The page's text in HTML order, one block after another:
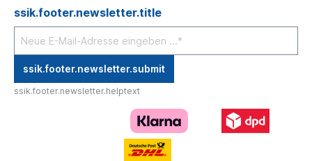
ssik.footer.newsletter.title
ssik.footer.newsletter.submit
ssik.footer.newsletter.helptext